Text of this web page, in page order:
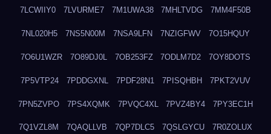
7LCWIIY0 7LVURME7 7M1UWA38 7MHLTVDG 7MM4F50B
7NL020H5 7NS5N00M 7NSA9LFN 7NZIGFWV 7O15HQUY
7O6U1WZR 7O89DJ0L 7OB253FZ 7ODLM7D2 7OY8DOTS
7P5VTP24 7PDDGXNL 7PDF28N1 7PISQHBH 7PKT2VUV
7PN5ZVPO 7PS4XQMK 7PVQC4XL 7PVZ4BY4 7PY3EC1H
7Q1VZL8M 7QAQLLVB 7QP7DLC5 7QSLGYCU 7R0ZOLUX